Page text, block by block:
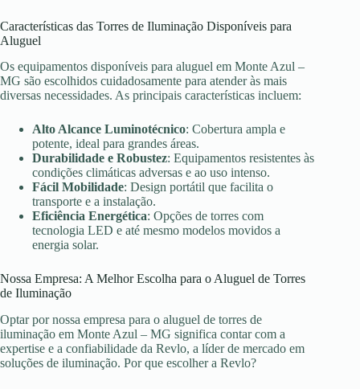
Características das Torres de Iluminação Disponíveis para
Aluguel
Os equipamentos disponíveis para aluguel em Monte Azul –
MG são escolhidos cuidadosamente para atender às mais
diversas necessidades. As principais características incluem:
Alto Alcance Luminotécnico: Cobertura ampla e
potente, ideal para grandes áreas.
Durabilidade e Robustez: Equipamentos resistentes às
condições climáticas adversas e ao uso intenso.
Fácil Mobilidade: Design portátil que facilita o
transporte e a instalação.
Eficiência Energética: Opções de torres com
tecnologia LED e até mesmo modelos movidos a
energia solar.
Nossa Empresa: A Melhor Escolha para o Aluguel de Torres
de Iluminação
Optar por nossa empresa para o aluguel de torres de
iluminação em Monte Azul – MG significa contar com a
expertise e a confiabilidade da Revlo, a líder de mercado em
soluções de iluminação. Por que escolher a Revlo?